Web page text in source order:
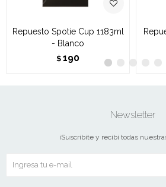
Repuesto Spotie Cup 1183ml
- Blanco
$ 190
Newsletter
¡Suscribite y recibí todas